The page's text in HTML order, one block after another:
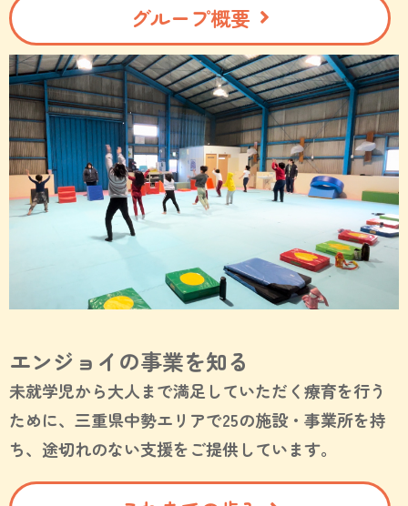
グループ概要
エンジョイの事業を知る
未就学児から大人まで満足していただく療育を行う
ために、三重県中勢エリアで25の施設・事業所を持
ち、途切れのない支援をご提供しています。